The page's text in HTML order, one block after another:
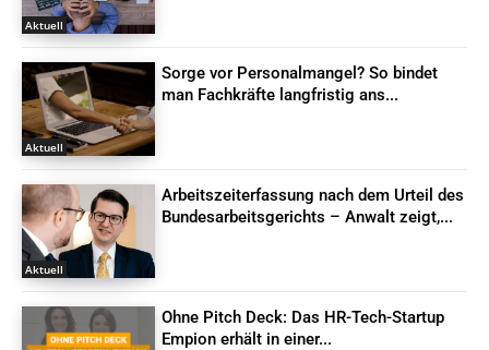
Aktuell
Aktuell
Sorge vor Personalmangel? So bindet
man Fachkräfte langfristig ans...
Aktuell
Arbeitszeiterfassung nach dem Urteil des
Bundesarbeitsgerichts – Anwalt zeigt,...
Ohne Pitch Deck: Das HR-Tech-Startup
Empion erhält in einer...